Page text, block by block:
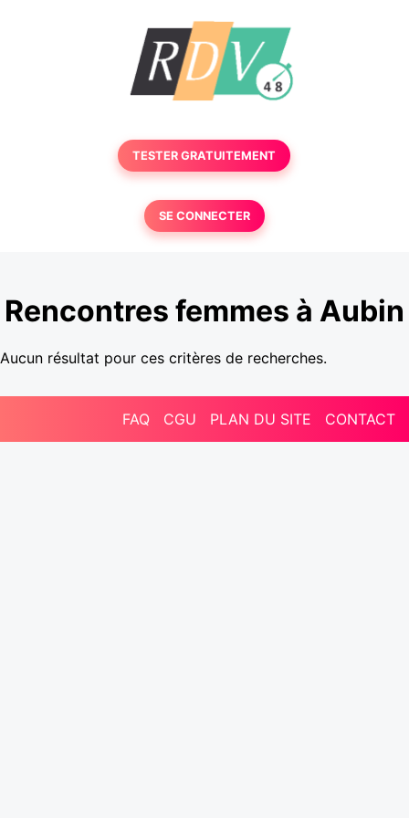
TESTER GRATUITEMENT
SE CONNECTER
Rencontres femmes à Aubin
Aucun résultat pour ces critères de recherches.
FAQ CGU PLAN DU SITE CONTACT